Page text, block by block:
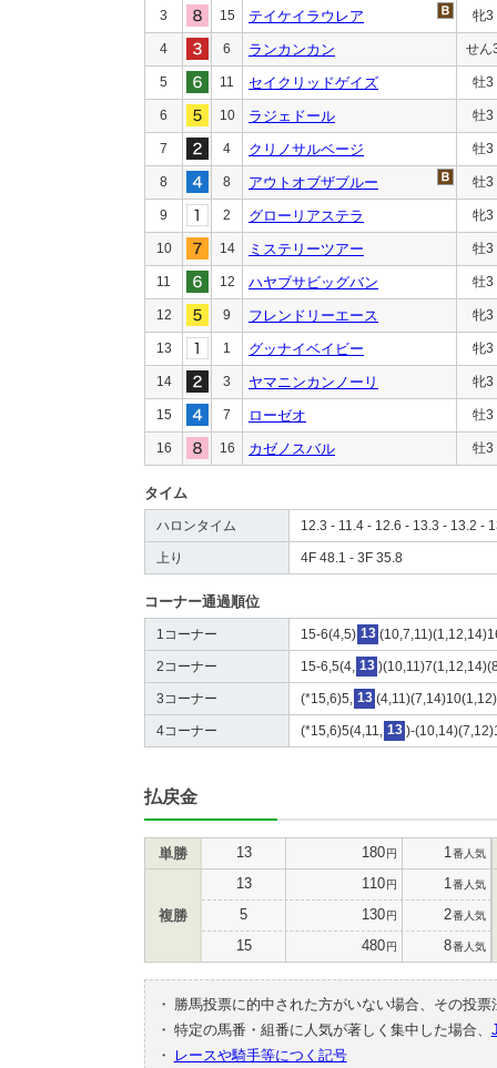
3 15 テイケイラウレア 牝3
4 6 ランカンカン せん
5 11 セイクリッドゲイズ 牡3
6 10 ラジェドール 牡3
7 4 クリノサルベージ 牡3
8 8 アウトオブザブルー 牡3
9 2 グローリアステラ 牝3
10 14 ミステリーツアー 牡3
11 12 ハヤブサビッグバン 牡3
12 9 フレンドリーエース 牝3
13 1 グッナイベイビー 牝3
14 3 ヤマニンカンノーリ 牝3
15 7 ローゼオ 牡3
16 16 カゼノスバル 牡3
タイム
ハロンタイム 12.3 - 11.4 - 12.6 - 13.3 - 13.2 -
上り 4F 48.1 - 3F 35.8
コーナー通過順位
1コーナー 15-6(4,5) 13
2コーナー 15-6,5(4, 13
3コーナー (*15,6)5, 13
4コーナー (*15,6)5(4,11, 13 )-
払戻金
単勝 13 180円 1 番人気
複勝
13 110円 1 番人気
5 130円 2番人気
15 480円 8番人気
・
勝馬投票に的中された方がいない場合、その投
・ 特定の馬番・組番に人気が著しく集中した場合、
・
レースや騎手等につく記号